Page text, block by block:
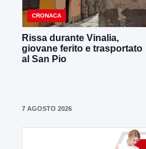
CRONACA
Rissa durante Vinalia,
giovane ferito e trasportato
al San Pio
7 AGOSTO 2026